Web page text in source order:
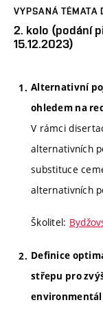
VYPSANÁ TÉMATA
2. kolo (podání
15.12.2023)
Alternativní
ohledem na
V rámci
alternativních
substituce
alternativních
Školitel:
Definice
střepu pro